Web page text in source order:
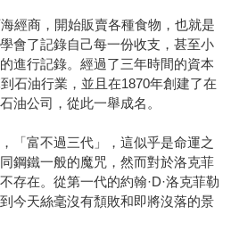
經商，開始販賣各種食物，也就是
會了記錄自己每一份收支，甚至小
進行記錄。經過了三年時間的資本
石油行業，並且在1870年創建了在
油公司，從此一舉成名。
「富不過三代」，這似乎是命運之
鋼鐵一般的魔咒，然而對於洛克菲
存在。從第一代的約翰·D·洛克菲勒
今天絲毫沒有頹敗和即將沒落的景